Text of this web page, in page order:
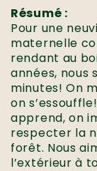
Résumé :
Pour une
maternelle
rendant au
années, nous
minutes! On
on
apprend, on
respecter la
forêt. Nous
l’extérieur à